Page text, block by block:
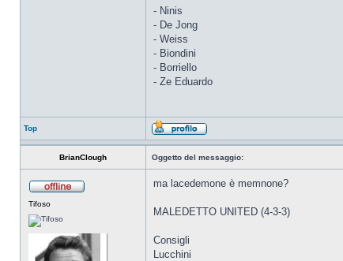
- Ninis
- De Jong
- Weiss
- Biondini
- Borriello
- Ze Eduardo
Top
BrianClough Oggetto del messaggio:
Tifoso
ma lacedemone è memnone?
MALEDETTO UNITED (4-3-3)
Consigli
Lucchini